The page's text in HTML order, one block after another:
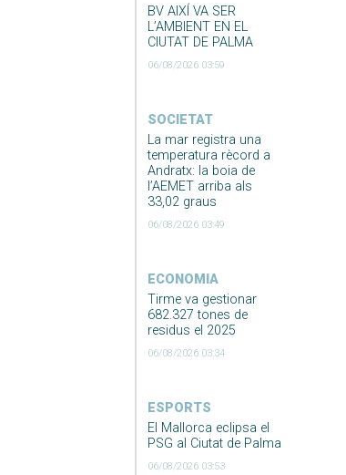
BV AIXÍ VA SER
L’AMBIENT EN EL
CIUTAT DE PALMA
06/08/2026 03:59
SOCIETAT
La mar registra una
temperatura rècord a
Andratx: la boia de
l’AEMET arriba als
33,02 graus
06/08/2026 03:49
ECONOMIA
Tirme va gestionar
682.327 tones de
residus el 2025
06/08/2026 03:34
ESPORTS
El Mallorca eclipsa el
PSG al Ciutat de Palma
06/08/2026 03:53